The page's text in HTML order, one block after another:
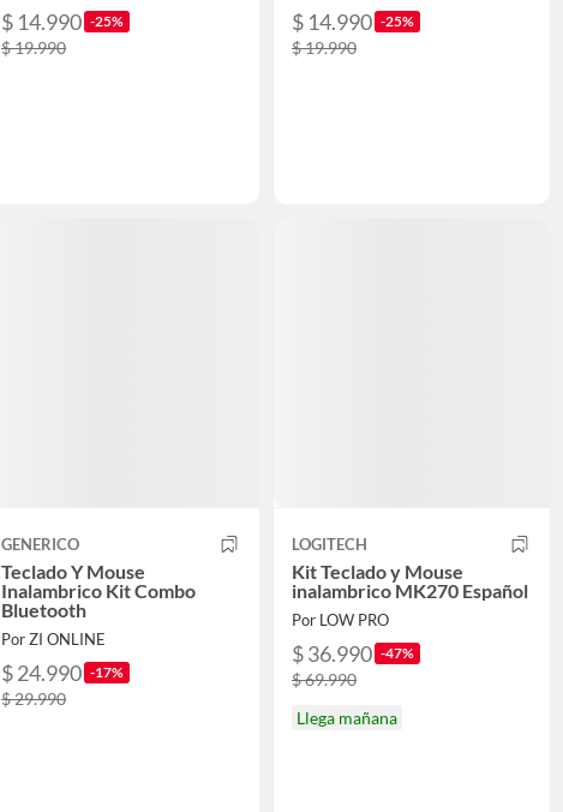
$ 14.990 -25%
$ 19.990
$ 14.990 -25%
$ 19.990
GENERICO
Teclado Y Mouse
Inalambrico Kit Combo
Bluetooth
Por ZI ONLINE
$ 24.990 -17%
$ 29.990
LOGITECH
Kit Teclado y Mouse
inalambrico MK270 Español
Por LOW PRO
$ 36.990 -47%
$ 69.990
Llega mañana